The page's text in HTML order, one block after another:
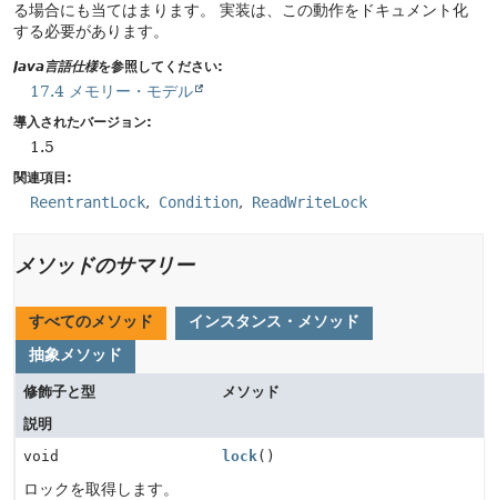
る場合にも当てはまります。
実装は、この動作をドキュメント化
する必要があります。
Java言語仕様を参照してください:
17.4 メモリー・モデル
導入されたバージョン:
1.5
関連項目:
ReentrantLock Condition ReadWriteLock
メソッドのサマリー
すべてのメソッド
インスタンス・メソッド
抽象メソッド
修飾子と型
メソッド
説明
void
lock()
ロックを取得します。